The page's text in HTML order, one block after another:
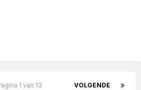
VOLGENDE
1 van 13